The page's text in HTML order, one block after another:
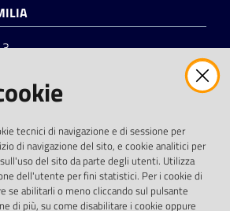
tecnici di navigazione e di sessione per
di navigazione del sito, e cookie analitici per
del sito da parte degli utenti. Utilizza
dell'utente per fini statistici. Per i cookie di
se abilitarli o meno cliccando sul pulsante
di più, su come disabilitare i cookie oppure